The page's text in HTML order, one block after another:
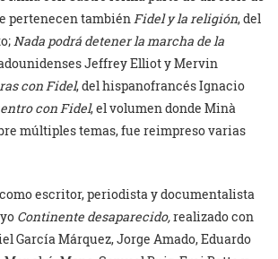
pertenecen también Fidel y la religión, del
Nada podrá detener la marcha de la
Jeffrey Elliot y Mervin
con Fidel, del hispanofrancés Ignacio
con Fidel, el volumen donde Minà
múltiples temas, fue reimpreso varias
escritor, periodista y documentalista
Continente desaparecido,realizado con
García Márquez, Jorge Amado, Eduardo